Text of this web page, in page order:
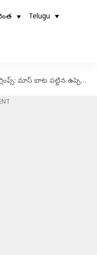
Telugu
మాస్ బాట పట్టిన ఉప్పెన హీరో